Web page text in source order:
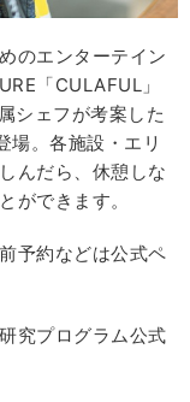
のエンターテイン
「CULAFUL」
シェフが考案した
場。各施設・エリ
んだら、休憩しな
ができます。
予約などは公式ペ
究プログラム公式